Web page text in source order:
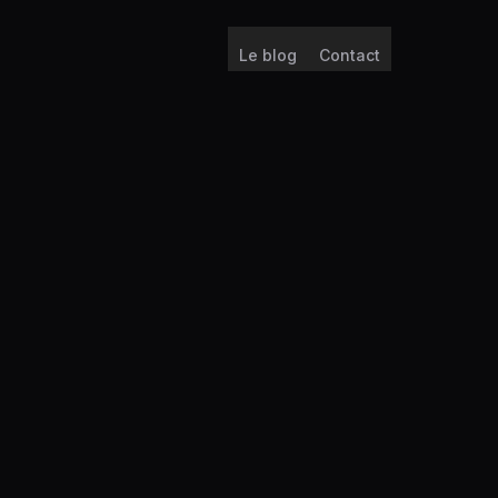
Le blog Contact